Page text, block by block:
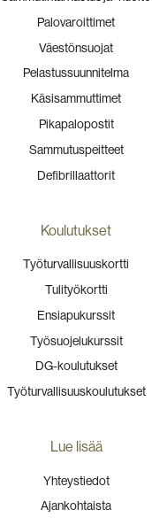
Palovaroittimet
Väestönsuojat
Pelastussuunnitelma
Käsisammuttimet
Pikapalopostit
Sammutuspeitteet
Defibrillaattorit
Koulutukset
Työturvallisuuskortti
Tulityökortti
Ensiapukurssit
Työsuojelukurssit
DG-koulutukset
Työturvallisuuskoulutukset
Lue lisää
Yhteystiedot
Ajankohtaista